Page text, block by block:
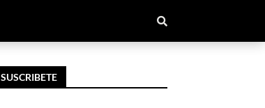
SUSCRIBETE